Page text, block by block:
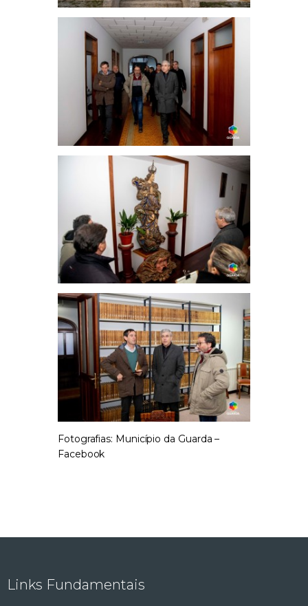
Fotografias: Município da Guarda –
Facebook
Links Fundamentais